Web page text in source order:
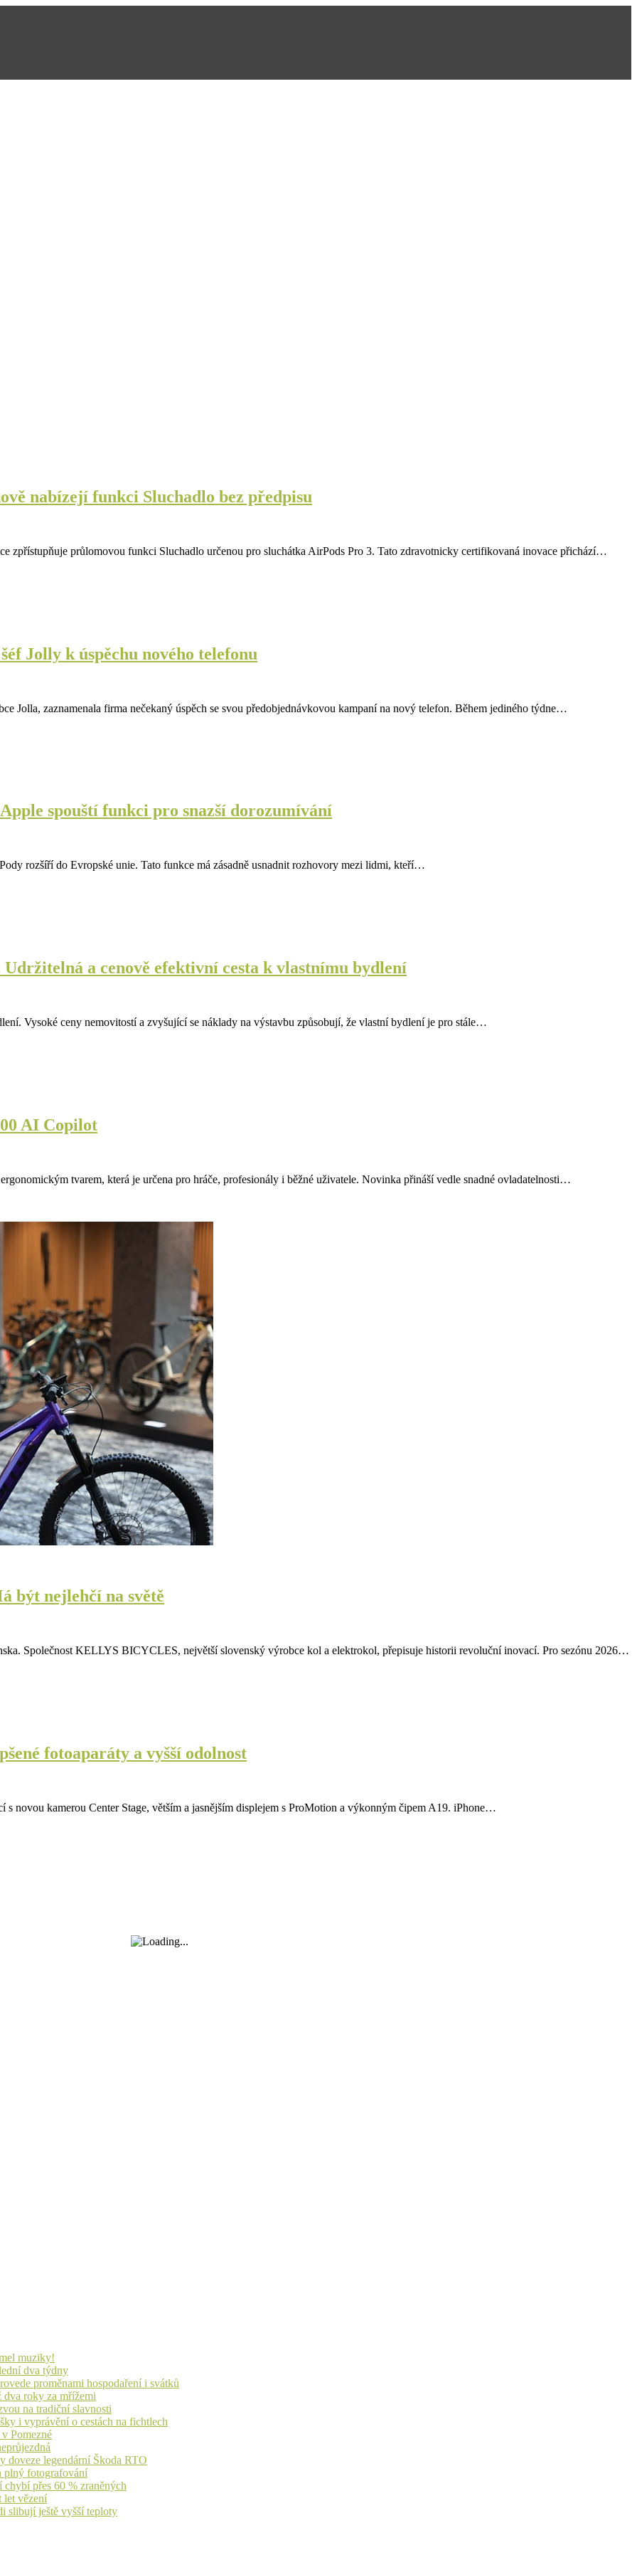
nabízejí funkci Sluchadlo bez předpisu
zpřístupňuje průlomovou funkci Sluchadlo určenou pro sluchátka AirPods Pro 3. Tato zdravotnicky certifikovaná inovace přichází…
Jolly k úspěchu nového telefonu
Jolla, zaznamenala firma nečekaný úspěch se svou předobjednávkovou kampaní na nový telefon. Během jediného týdne…
spouští funkci pro snazší dorozumívání
rozšíří do Evropské unie. Tato funkce má zásadně usnadnit rozhovory mezi lidmi, kteří…
a cenově efektivní cesta k vlastnímu bydlení
Vysoké ceny nemovitostí a zvyšující se náklady na výstavbu způsobují, že vlastní bydlení je pro stále…
AI Copilot
tvarem, která je určena pro hráče, profesionály i běžné uživatele. Novinka přináší vedle snadné ovladatelnosti…
být nejlehčí na světě
Společnost KELLYS BICYCLES, největší slovenský výrobce kol a elektrokol, přepisuje historii revoluční inovací. Pro sezónu 2026…
fotoaparáty a vyšší odolnost
s novou kamerou Center Stage, větším a jasnějším displejem s ProMotion a výkonným čipem A19. iPhone…
muziky!
dva týdny
proměnami hospodaření i svátků
roky za mřížemi
na tradiční slavnosti
i vyprávění o cestách na fichtlech
Pomezné
doveze legendární Škoda RTO
plný fotografování
přes 60 % zraněných
let vězení
slibují ještě vyšší teploty